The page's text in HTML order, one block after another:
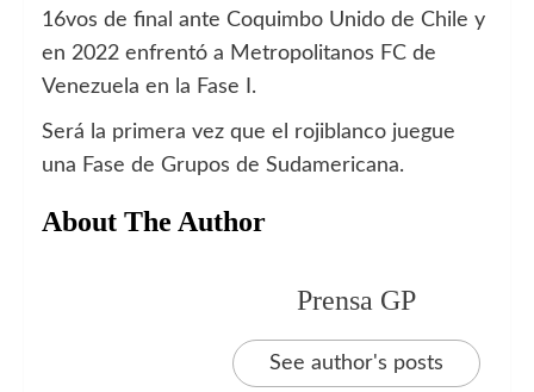
16vos de final ante Coquimbo Unido de Chile y
en 2022 enfrentó a Metropolitanos FC de
Venezuela en la Fase I.
Será la primera vez que el rojiblanco juegue
una Fase de Grupos de Sudamericana.
About The Author
Prensa GP
See author's posts